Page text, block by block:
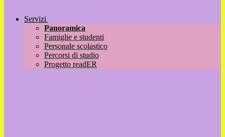
Servizi
Panoramica
Famiglie e studenti
Personale scolastico
Percorsi di studio
Progetto readER